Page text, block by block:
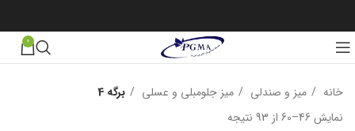
0
خانه میز و صندلی میز جلومبلی و عسلی
برگه 4
نمایش 46–60 از 93 نتیجه